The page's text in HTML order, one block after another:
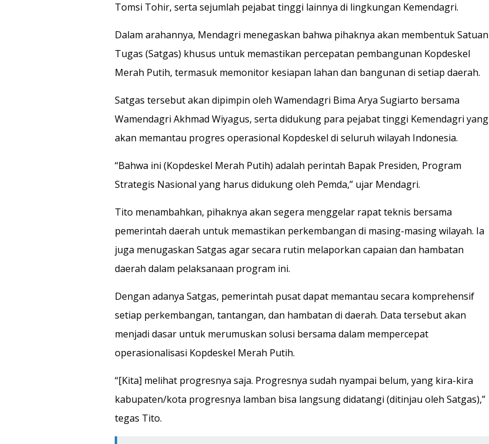
Tomsi Tohir, serta sejumlah pejabat tinggi lainnya di lingkungan Kemendagri.
Dalam arahannya, Mendagri menegaskan bahwa pihaknya akan membentuk Satuan
Tugas (Satgas) khusus untuk memastikan percepatan pembangunan Kopdeskel
Merah Putih, termasuk memonitor kesiapan lahan dan bangunan di setiap daerah.
Satgas tersebut akan dipimpin oleh Wamendagri Bima Arya Sugiarto bersama
Wamendagri Akhmad Wiyagus, serta didukung para pejabat tinggi Kemendagri yang
akan memantau progres operasional Kopdeskel di seluruh wilayah Indonesia.
“Bahwa ini (Kopdeskel Merah Putih) adalah perintah Bapak Presiden, Program
Strategis Nasional yang harus didukung oleh Pemda,” ujar Mendagri.
Tito menambahkan, pihaknya akan segera menggelar rapat teknis bersama
pemerintah daerah untuk memastikan perkembangan di masing-masing wilayah. Ia
juga menugaskan Satgas agar secara rutin melaporkan capaian dan hambatan
daerah dalam pelaksanaan program ini.
Dengan adanya Satgas, pemerintah pusat dapat memantau secara komprehensif
setiap perkembangan, tantangan, dan hambatan di daerah. Data tersebut akan
menjadi dasar untuk merumuskan solusi bersama dalam mempercepat
operasionalisasi Kopdeskel Merah Putih.
“[Kita] melihat progresnya saja. Progresnya sudah nyampai belum, yang kira-kira
kabupaten/kota progresnya lamban bisa langsung didatangi (ditinjau oleh Satgas),”
tegas Tito.